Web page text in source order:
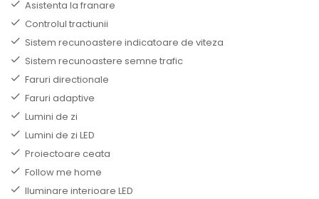
Asistenta la franare
Controlul tractiunii
Sistem recunoastere indicatoare de viteza
Sistem recunoastere semne trafic
Faruri directionale
Faruri adaptive
Lumini de zi
Lumini de zi LED
Proiectoare ceata
Follow me home
Iluminare interioare LED